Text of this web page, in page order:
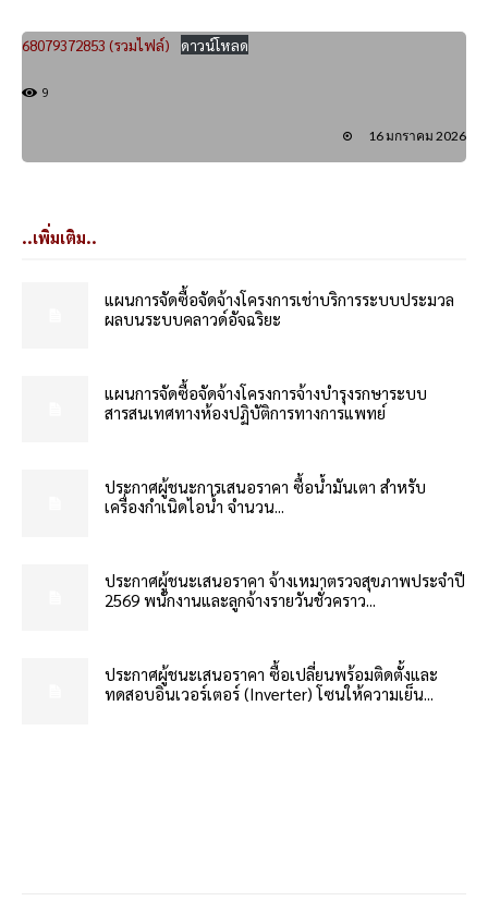
68079372853 (รวมไฟล์) ดาวน์โหลด
9
16 มกราคม 2026
..เพิ่มเติม..
แผนการจัดซื้อจัดจ้างโครงการเช่าบริการระบบประมวล
ผลบนระบบคลาวด์อัจฉริยะ
แผนการจัดซื้อจัดจ้างโครงการจ้างบำรุงรกษาระบบ
สารสนเทศทางห้องปฏิบัติการทางการแพทย์
ประกาศผู้ชนะการเสนอราคา ซื้อน้ำมันเตา สำหรับ
เครื่องกำเนิดไอน้ำ จำนวน...
ประกาศผู้ชนะเสนอราคา จ้างเหมาตรวจสุขภาพประจำปี
2569 พนักงานและลูกจ้างรายวันชั่วคราว...
ประกาศผู้ชนะเสนอราคา ซื้อเปลี่ยนพร้อมติดตั้งและ
ทดสอบอินเวอร์เตอร์ (Inverter) โซนให้ความเย็น...